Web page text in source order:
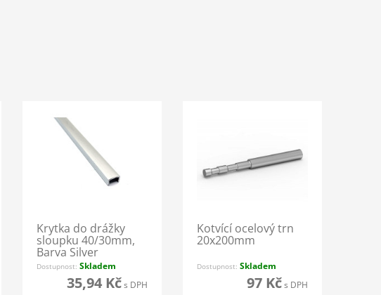
Krytka do drážky
sloupku 40/30mm,
Barva Silver
Dostupnost: Skladem
35,94 Kčs DPH
Kotvící ocelový trn
20x200mm
Dostupnost: Skladem
97 Kčs DPH